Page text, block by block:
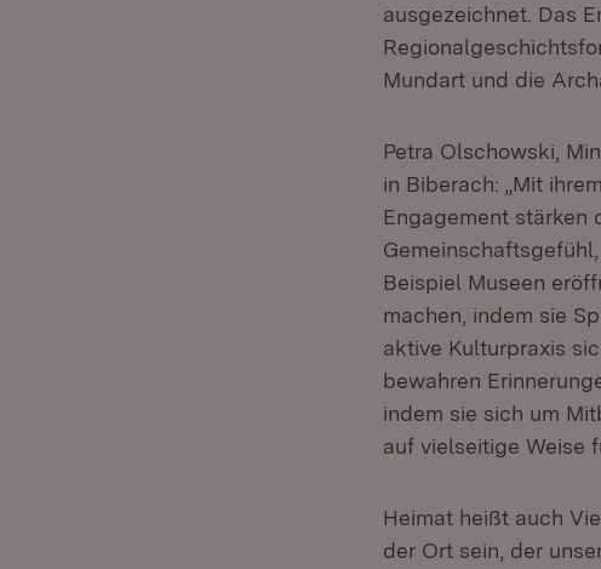
ausgezeichnet. Das
Mundart und die
Petra Olschowski,
in Biberach: „Mit
Engagement stärken
Beispiel Museen
machen, indem sie
aktive Kulturpraxis
bewahren
indem sie sich um
auf vielseitige Weise
Heimat heißt auch
der Ort sein, der